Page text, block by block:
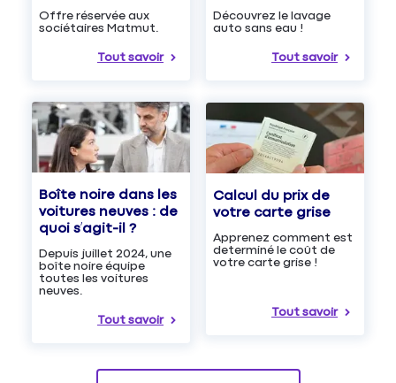
Offre réservée aux
sociétaires Matmut.
Tout savoir
Découvrez le lavage
auto sans eau !
Tout savoir
Boîte noire dans les
voitures neuves : de
quoi s’agit-il ?
Depuis juillet 2024, une
boîte noire équipe
toutes les voitures
neuves.
Tout savoir
Calcul du prix de
votre carte grise
Apprenez comment est
determiné le coût de
votre carte grise !
Tout savoir